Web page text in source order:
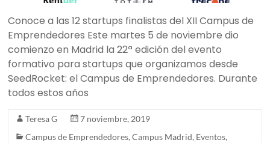
Conoce a las 12 startups finalistas del XII Campus de
Emprendedores Este martes 5 de noviembre dio
comienzo en Madrid la 22ª edición del evento
formativo para startups que organizamos desde
SeedRocket: el Campus de Emprendedores. Durante
todos estos años
Teresa G
7 noviembre, 2019
Campus de Emprendedores,Campus Madrid, Eventos,